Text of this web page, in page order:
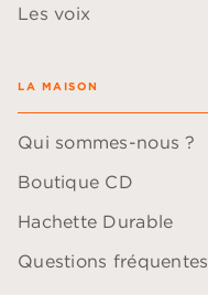
Les voix
LA MAISON
Qui sommes-nous ?
Boutique CD
Hachette Durable
Questions fréquentes